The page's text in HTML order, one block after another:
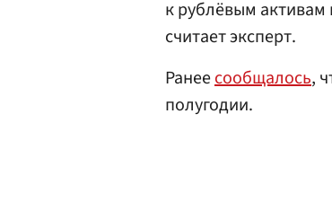
к рублёвым
считает эксперт.
Ранеесообщалось,
полугодии.